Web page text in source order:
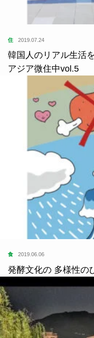
住 2019.07.24
韓国人のリアル生活
アジア微住中vol.5
食 2019.06.06
発酵文化の 多様性